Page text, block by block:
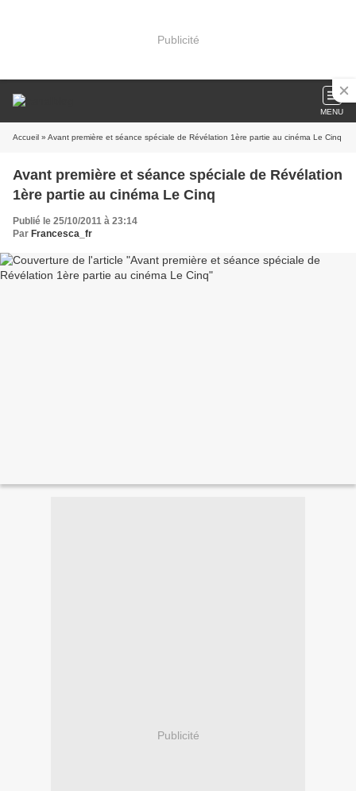
Publicité
MENU
Accueil » Avant première et séance spéciale de Révélation 1ère partie au cinéma Le Cinq
Avant première et séance spéciale de Révélation
1ère partie au cinéma Le Cinq
Publié le 25/10/2011 à 23:14
Par Francesca_fr
Publicité